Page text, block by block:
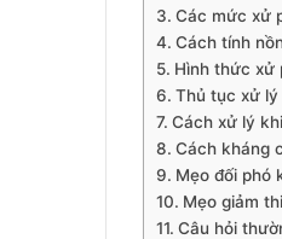
Các mức xử
Cách tính
Hình thức xử
Thủ tục xử lý
Cách xử lý
Cách kháng
Mẹo đối phó
Mẹo giảm
Câu hỏi